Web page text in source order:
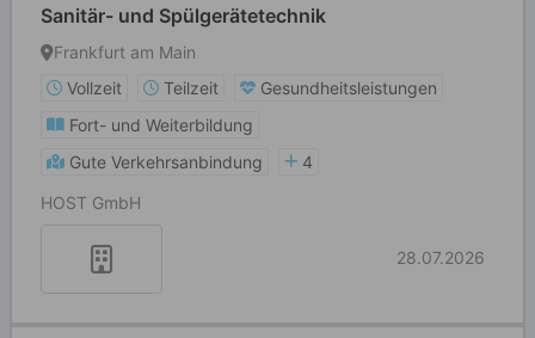
Sanitär- und Spülgerätetechnik
Frankfurt am Main
Vollzeit
Teilzeit
Gesundheitsleistungen
Fort- und Weiterbildung
Gute Verkehrsanbindung
4
HOST GmbH
28.07.2026